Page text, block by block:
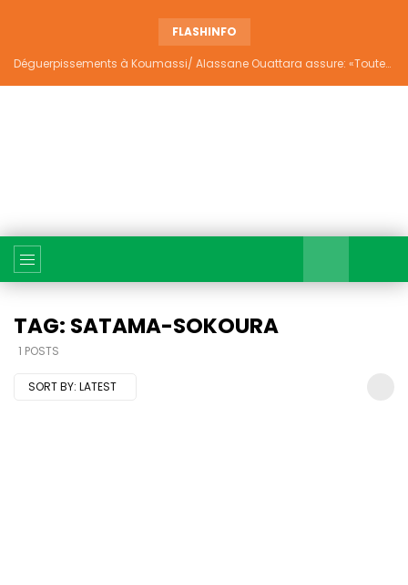
FLASHINFO
Déguerpissements à Koumassi/ Alassane Ouattara assure: «Toutes les responsabilités seront établies et elles donneront lieu aux sanctions prévues par la loi»
TAG: SATAMA-SOKOURA
1 POSTS
SORT BY: LATEST